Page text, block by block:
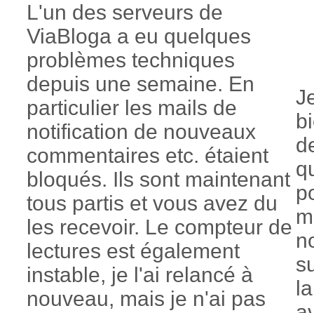
L'un des serveurs de
ViaBloga a eu quelques
problèmes techniques
depuis une semaine. En
particulier les mails de
notification de nouveaux
commentaires etc. étaient
bloqués. Ils sont maintenant
tous partis et vous avez du
les recevoir. Le compteur de
lectures est également
instable, je l'ai relancé à
nouveau, mais je n'ai pas